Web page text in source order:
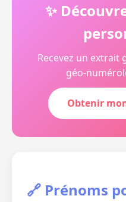
✨
Recevez un extrait
géo-
Obtenir
🔗 Prénoms